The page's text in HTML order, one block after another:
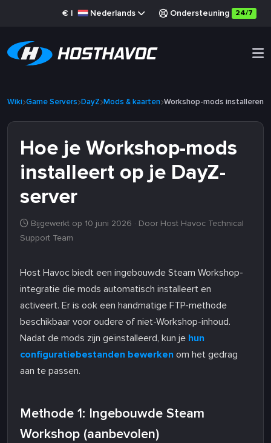
€ | Nederlands Ondersteuning 24/7
Wiki Game Servers DayZ Mods & kaarten Workshop-mods installeren
Hoe je Workshop-mods
installeert op je DayZ-
server
Bijgewerkt op 10 juni 2026 · Door Host Havoc Technical
Support Team
Host Havoc biedt een ingebouwde Steam Workshop-
integratie die mods automatisch installeert en
activeert. Er is ook een handmatige FTP-methode
beschikbaar voor oudere of niet-Workshop-inhoud.
Nadat de mods zijn geïnstalleerd, kun je hun
configuratiebestanden bewerken om het gedrag
aan te passen.
Methode 1: Ingebouwde Steam
Workshop (aanbevolen)